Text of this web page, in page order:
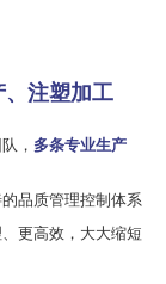
、注塑加工
， 多条专业生产
品质管理控制体系
更高效，大大缩短